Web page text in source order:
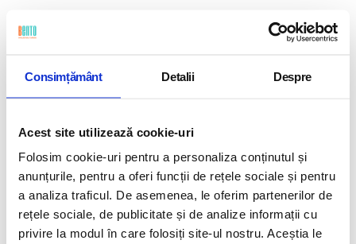
Consimțământ Detalii Despre
Acest site utilizează cookie-uri
Folosim cookie-uri pentru a personaliza conținutul și
anunțurile, pentru a oferi funcții de rețele sociale și pentru
a analiza traficul. De asemenea, le oferim partenerilor de
rețele sociale, de publicitate și de analize informații cu
privire la modul în care folosiți site-ul nostru. Aceștia le